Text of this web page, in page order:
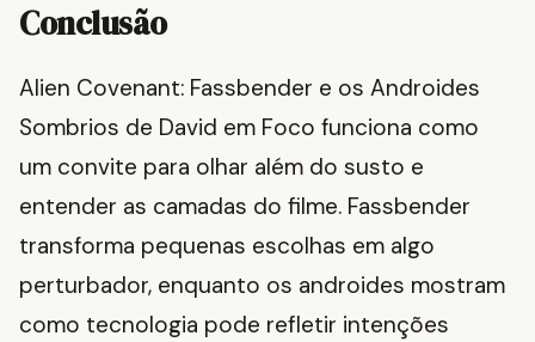
Conclusão
Alien Covenant: Fassbender e os Androides
Sombrios de David em Foco funciona como
um convite para olhar além do susto e
entender as camadas do filme. Fassbender
transforma pequenas escolhas em algo
perturbador, enquanto os androides mostram
como tecnologia pode refletir intenções